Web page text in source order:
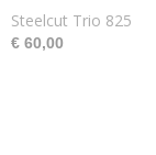
Steelcut Trio 825
€ 60,00